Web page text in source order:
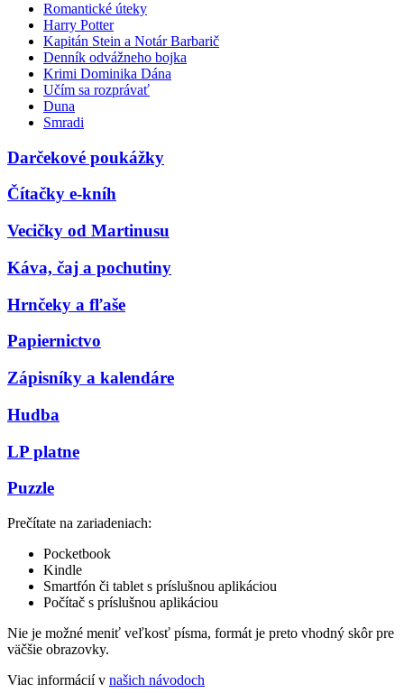
Romantické úteky
Harry Potter
Kapitán Stein a Notár Barbarič
Denník odvážneho bojka
Krimi Dominika Dána
Učím sa rozprávať
Duna
Smradi
Darčekové poukážky
Čítačky e-kníh
Vecičky od Martinusu
Káva, čaj a pochutiny
Hrnčeky a fľaše
Papiernictvo
Zápisníky a kalendáre
Hudba
LP platne
Puzzle
Prečítate na zariadeniach:
Pocketbook
Kindle
Smartfón či tablet s príslušnou aplikáciou
Počítač s príslušnou aplikáciou
Nie je možné meniť veľkosť písma, formát je preto vhodný skôr pre
väčšie obrazovky.
Viac informácií v našich návodoch